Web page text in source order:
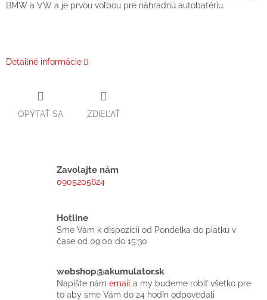
BMW a VW a je prvou voľbou pre náhradnú autobatériu.
Detailné informácie
OPÝTAŤ SA ZDIEĽAŤ
Zavolajte nám
0905205624
Hotline
Sme Vám k dispozícií od Pondelka do piatku v
čase od 09:00 do 15:30
webshop@akumulator.sk
Napíšte nám email a my budeme robiť všetko pre
to aby sme Vám do 24 hodín odpovedali